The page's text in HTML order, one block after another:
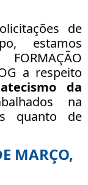
de
estamos
a respeito
da
na
quanto de
MARÇO,